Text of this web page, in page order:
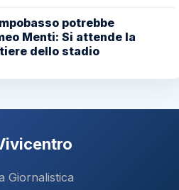
potrebbe
Menti: Si attende la
dello stadio
Giornalistica